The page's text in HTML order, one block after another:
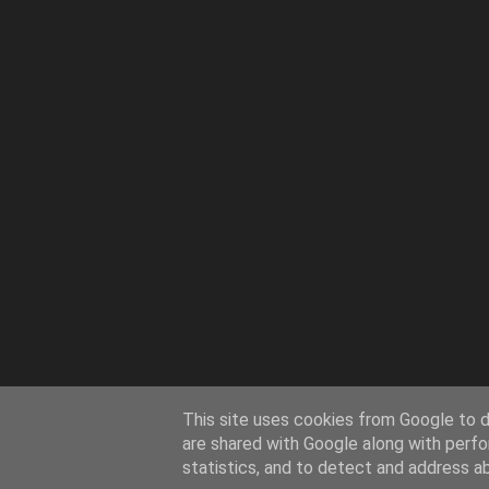
This site uses cookies from Google to
are shared with Google along with
statistics, and to detect and address